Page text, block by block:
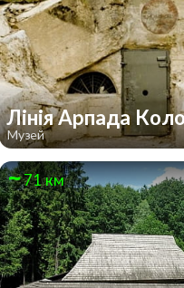
Лінія Арпада
Музей
71 км